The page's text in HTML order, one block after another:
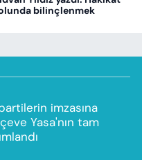
bilinçlenmek
imzasına
Yasa'nın tam